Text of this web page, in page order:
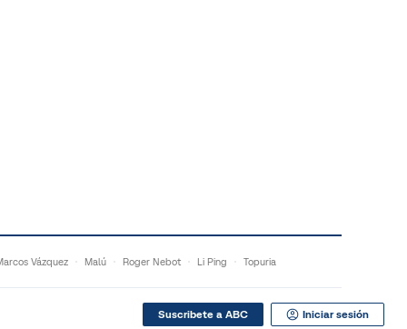
Vázquez Malú Roger Nebot Li Ping Topuria
Suscribete a ABC Iniciar sesión